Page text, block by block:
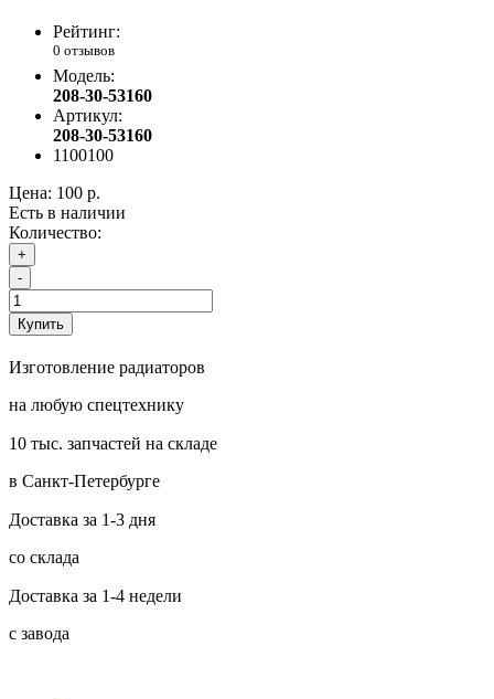
Рейтинг:
0 отзывов
Модель:
208-30-53160
Артикул:
208-30-53160
1100100
Цена: 100 р.
Есть в наличии
Количество:
+
-
Купить
Изготовление радиаторов
на любую спецтехнику
10 тыс. запчастей на складе
в Санкт-Петербурге
Доставка за 1-3 дня
со склада
Доставка за 1-4 недели
с завода